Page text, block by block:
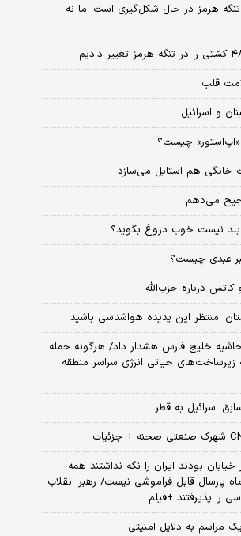
هرمز در حال شکل‌گیری است اما نه
و اسرائیل
چیست؟
خانگی هم استایل می‌سازد
می‌دهم
بلد نیست خوب دروغ بگوید؟
عبدی چیست؟
درباره حزب‌الله
حاشیه خلیج فارس هشدار داد/ هرگونه حمله
زیرساخت‌های حیاتی انرژی سراسر منطقه
اسرائیل به قطر
بودند ایران را نگه نداشتند همه
پارسال قابل فراموشی نیست/ رهبر انقلاب
را پذیرفتند +فیلم
مراسم به دلایل امنیتی